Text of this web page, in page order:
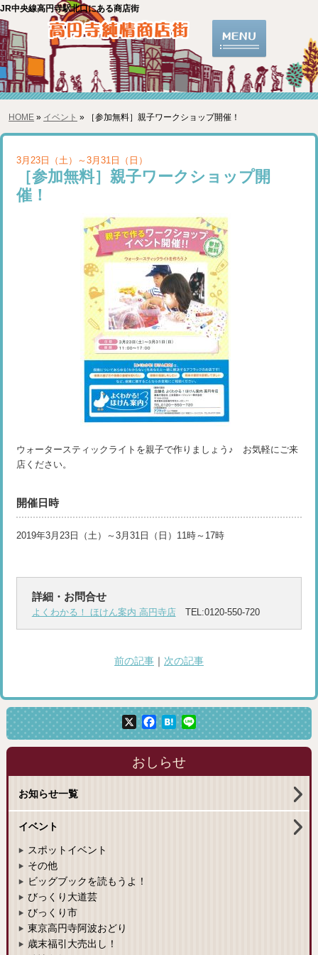
JR中央線高円寺駅北口にある商店街
HOME » イベント » ［参加無料］親子ワークショップ開催！
3月23日（土）～3月31日（日）
［参加無料］親子ワークショップ開
催！
ウォータースティックライトを親子で作りましょう♪ お気軽にご来
店ください。
開催日時
2019年3月23日（土）～3月31日（日）11時～17時
詳細・お問合せ
よくわかる！ ほけん案内 高円寺店TEL:0120-550-720
前の記事 次の記事
X Facebook
Hatena
Line
おしらせ
お知らせ一覧
イベント
スポットイベント
その他
ビッグブックを読もうよ！
びっくり大道芸
びっくり市
東京高円寺阿波おどり
歳末福引大売出し！